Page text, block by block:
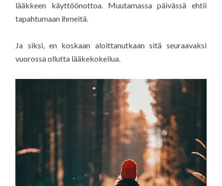
lääkkeen käyttöönottoa. Muutamassa päivässä ehtii
tapahtumaan ihmeitä.
Ja siksi, en koskaan aloittanutkaan sitä seuraavaksi
vuorossa ollutta lääkekokeilua.